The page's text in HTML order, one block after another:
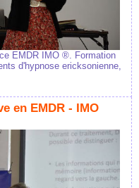
EMDR IMO ®. Formation
d'hypnose ericksonienne,
en EMDR - IMO